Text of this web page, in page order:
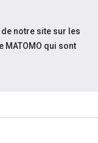
notre site sur les
qui sont